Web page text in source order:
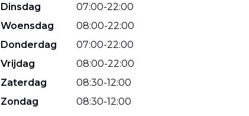
Dinsdag
07:00-22:00
Woensdag
08:00-22:00
Donderdag
07:00-22:00
Vrijdag
08:00-22:00
Zaterdag
08:30-12:00
Zondag
08:30-12:00